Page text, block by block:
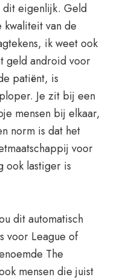
dit eigenlijk. Geld
kwaliteit van de
ik weet ook
geld android voor
patiënt, is
Je zit bij een
mensen bij elkaar,
norm is dat het
voor
ook lastiger is
dit automatisch
voor League of
The
mensen die juist